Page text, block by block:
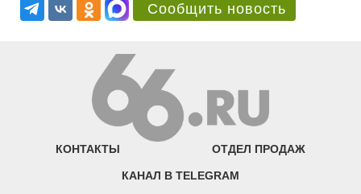
Сообщить новость
КОНТАКТЫ ОТДЕЛ ПРОДАЖ
КАНАЛ В TELEGRAM